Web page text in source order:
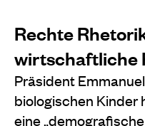
Rechte
wirtschaftliche
Präsident
biologischen Kinder
eine